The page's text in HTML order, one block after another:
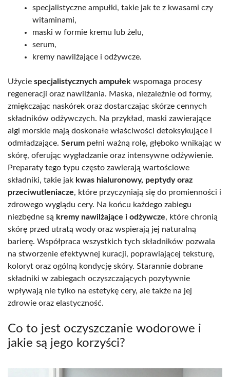
specjalistyczne ampułki, takie jak te z kwasami czy
witaminami,
maski w formie kremu lub żelu,
serum,
kremy nawilżające i odżywcze.
Użycie specjalistycznych ampułek wspomaga procesy
regeneracji oraz nawilżania. Maska, niezależnie od formy,
zmiękczając naskórek oraz dostarczając skórze cennych
składników odżywczych. Na przykład, maski zawierające
algi morskie mają doskonałe właściwości detoksykujące i
odmładzające. Serum pełni ważną rolę, głęboko wnikając w
skórę, oferując wygładzanie oraz intensywne odżywienie.
Preparaty tego typu często zawierają wartościowe
składniki, takie jak kwas hialuronowy, peptydy oraz
przeciwutleniacze, które przyczyniają się do promienności i
zdrowego wyglądu cery. Na końcu każdego zabiegu
niezbędne są kremy nawilżające i odżywcze, które chronią
skórę przed utratą wody oraz wspierają jej naturalną
barierę. Współpraca wszystkich tych składników pozwala
na stworzenie efektywnej kuracji, poprawiającej teksturę,
koloryt oraz ogólną kondycję skóry. Starannie dobrane
składniki w zabiegach oczyszczających pozytywnie
wpływają nie tylko na estetykę cery, ale także na jej
zdrowie oraz elastyczność.
Co to jest oczyszczanie wodorowe i
jakie są jego korzyści?